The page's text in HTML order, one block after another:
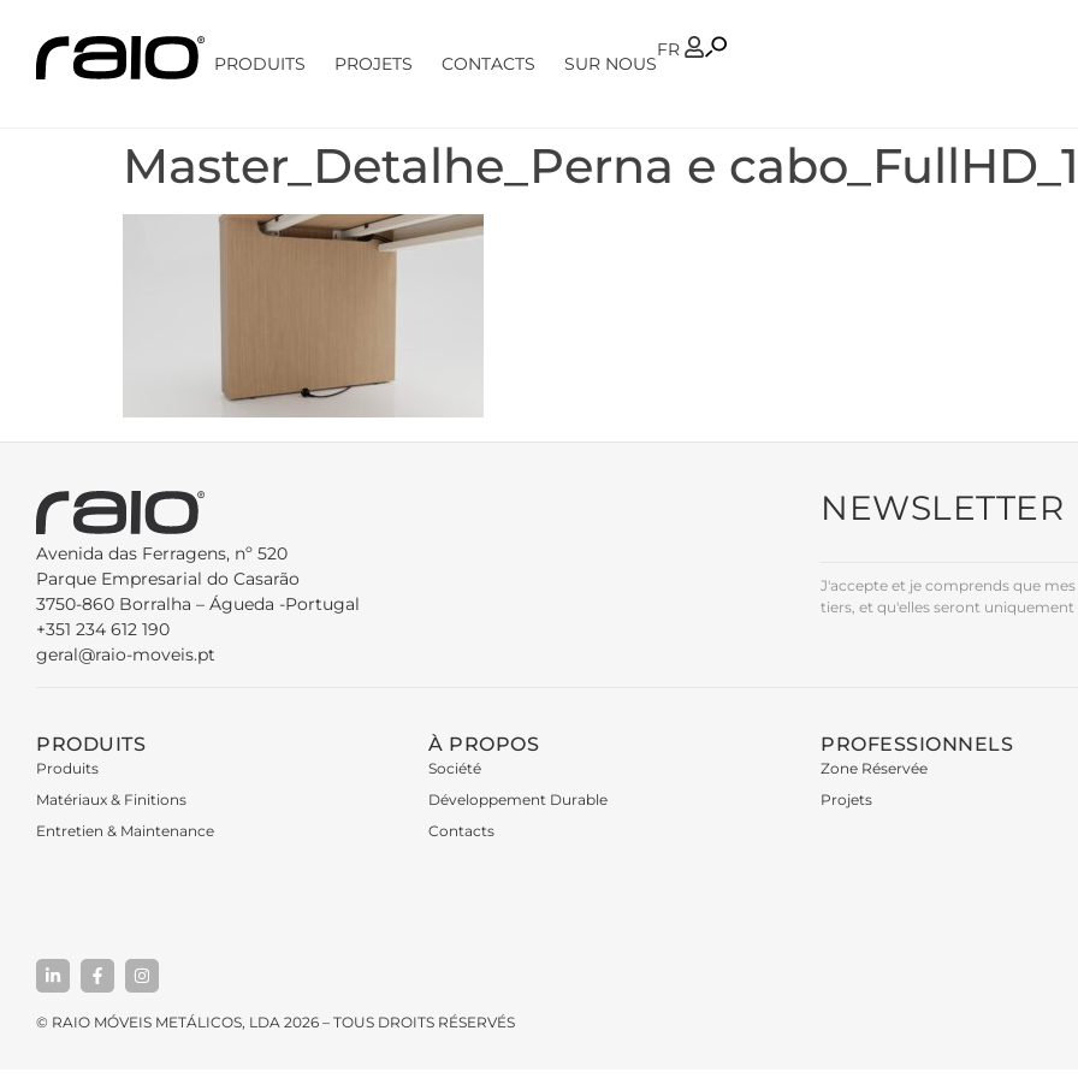
PRODUITS PROJETS CONTACTS SUR NOUS
FR
PT
Master_Detalhe_Perna e
Avenida das Ferragens, nº 520
Parque Empresarial do Casarão
3750-860 Borralha – Águeda -Portugal
+351 234 612 190
geral@raio-moveis.pt
NEWSLETTER
J'accepte et je comprends que
tiers, et qu'elles seront
PRODUITS
Produits
Matériaux & Finitions
Entretien & Maintenance
À PROPOS
Société
Développement Durable
Contacts
PROFESSIONNELS
Zone Réservée
Projets
© RAIO MÓVEIS METÁLICOS, LDA 2026 – TOUS DROITS RÉSERVÉS